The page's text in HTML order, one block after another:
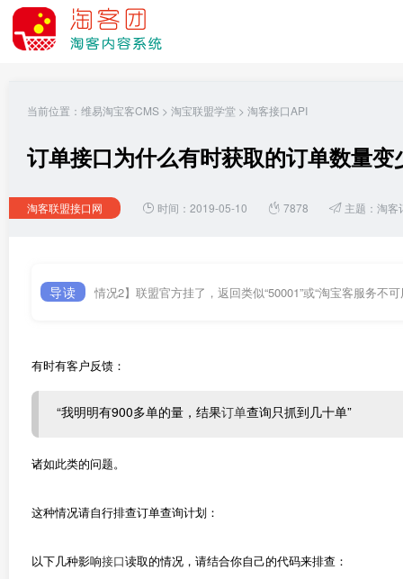
当前位置： 维易淘宝客CMS > 淘宝联盟学堂 > 淘客接口API
订单接口为什么有时获取的订单数量变
淘客联盟接口网 时间：2019-05-10 7878 主题： 淘客
导读 情况2】联盟官方挂了，返回类似“50001”或“淘宝客服务
有时有客户反馈：
“我明明有900多单的量，结果订单查询只抓到几十单”
诸如此类的问题。
这种情况请自行排查订单查询计划：
以下几种影响接口读取的情况，请结合你自己的代码来排查：